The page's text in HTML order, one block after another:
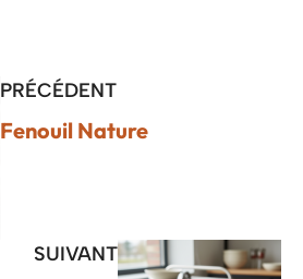
PRÉCÉDENT
Fenouil Nature
SUIVANT